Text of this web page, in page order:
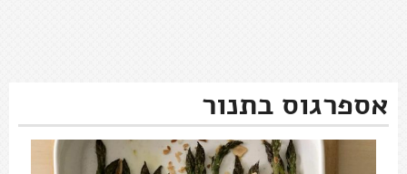
אספרגוס בתנור